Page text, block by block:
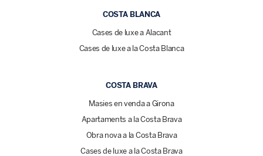
COSTA BLANCA
Cases de luxe a Alacant
Cases de luxe a la Costa Blanca
COSTA BRAVA
Masies en venda a Girona
Apartaments a la Costa Brava
Obra nova a la Costa Brava
Cases de luxe a la Costa Brava